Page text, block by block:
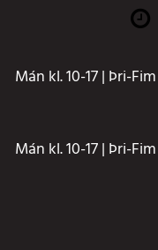
Mán kl. 10-17 | Þri-
Mán kl. 10-17 | Þri-